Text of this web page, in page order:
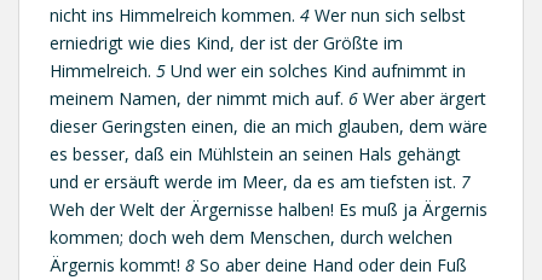
nicht ins Himmelreich kommen. 4 Wer nun sich selbst
erniedrigt wie dies Kind, der ist der Größte im
Himmelreich. 5 Und wer ein solches Kind aufnimmt in
meinem Namen, der nimmt mich auf. 6 Wer aber ärgert
dieser Geringsten einen, die an mich glauben, dem wäre
es besser, daß ein Mühlstein an seinen Hals gehängt
und er ersäuft werde im Meer, da es am tiefsten ist. 7
Weh der Welt der Ärgernisse halben! Es muß ja Ärgernis
kommen; doch weh dem Menschen, durch welchen
Ärgernis kommt! 8 So aber deine Hand oder dein Fuß